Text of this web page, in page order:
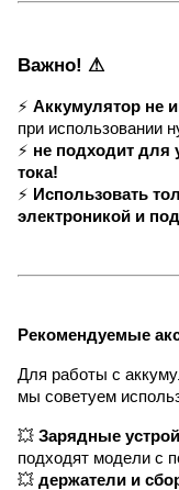
Важно! ⚠
⚡ Аккумулятор не
при использовании
⚡ не подходит для
тока!
⚡ Использовать
электроникой и
Рекомендуемые
Для работы с
мы советуем
💥 Зарядные
подходят модели с
💥 держатели и